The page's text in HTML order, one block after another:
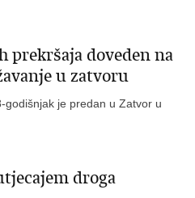
prekršaja doveden na
u zatvoru
godišnjak je predan u Zatvor u
droga